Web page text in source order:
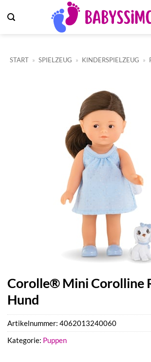
Inhalt
START » SPIELZEUG » KINDERSPIELZEUG »
Corolle® Mini Corolline
Hund
Artikelnummer: 4062013240060
Kategorie: Puppen